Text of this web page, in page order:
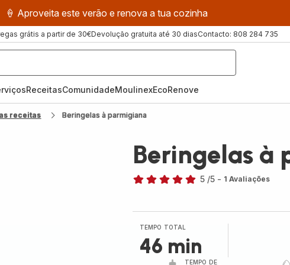
🍦 Aproveita este verão e renova a tua cozinha
grátis a partir de 30€Devolução gratuita até 30 diasContacto: 808 284 735
ReceitasComunidadeMoulinexEcoRenove
receitas Beringelas à parmigiana
Beringelas à
cinco
estrelas
(média)
5 /5 - 1 Avaliações
TEMPO TOTAL
46 min
TEMPO DE